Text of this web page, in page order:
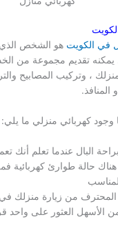
في الكويت هو الشخص
يمكنه تقديم مجموعة من
، وتركيب المصابيح
المنافذ.
كهربائي منزلي ما يلي:
البال عندما تعلم
حالة طوارئ كهربائية
من زيارة منزلك
الأسهل العثور على واحد